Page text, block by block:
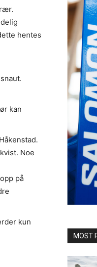
hentes
kan
Noe
på
kun
MOST